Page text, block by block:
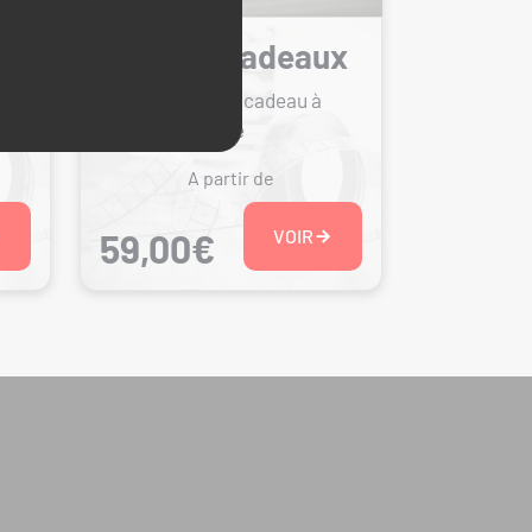
Cartes Cadeaux
Offrez une carte cadeau à
utiliser sur le site
A partir de
59,00€ VOIR